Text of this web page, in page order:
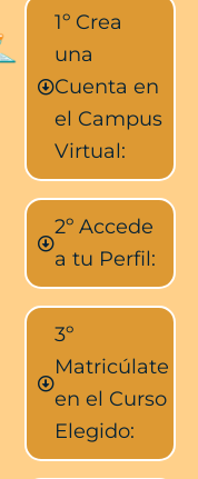
1º Crea
una
Cuenta en
el Campus
Virtual:
2º Accede
a tu Perfil:
3º
Matricúlate
en el Curso
Elegido: